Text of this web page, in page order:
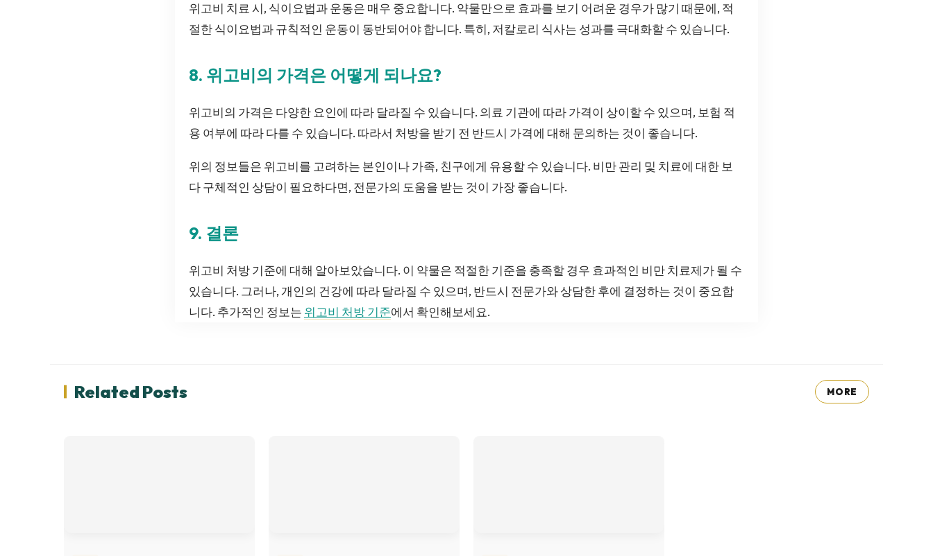
위고비 치료 시, 식이요법과 운동은 매우 중요합니다. 약물만으로 효과를 보기 어려운 경우가 많기 때문에, 적
절한 식이요법과 규칙적인 운동이 동반되어야 합니다. 특히, 저칼로리 식사는 성과를 극대화할 수 있습니다.
8. 위고비의 가격은 어떻게 되나요?
위고비의 가격은 다양한 요인에 따라 달라질 수 있습니다. 의료 기관에 따라 가격이 상이할 수 있으며, 보험 적
용 여부에 따라 다를 수 있습니다. 따라서 처방을 받기 전 반드시 가격에 대해 문의하는 것이 좋습니다.
위의 정보들은 위고비를 고려하는 본인이나 가족, 친구에게 유용할 수 있습니다. 비만 관리 및 치료에 대한 보
다 구체적인 상담이 필요하다면, 전문가의 도움을 받는 것이 가장 좋습니다.
9. 결론
위고비 처방 기준에 대해 알아보았습니다. 이 약물은 적절한 기준을 충족할 경우 효과적인 비만 치료제가 될 수
있습니다. 그러나, 개인의 건강에 따라 달라질 수 있으며, 반드시 전문가와 상담한 후에 결정하는 것이 중요합
니다. 추가적인 정보는 위고비 처방 기준에서 확인해보세요.
Related Posts MORE